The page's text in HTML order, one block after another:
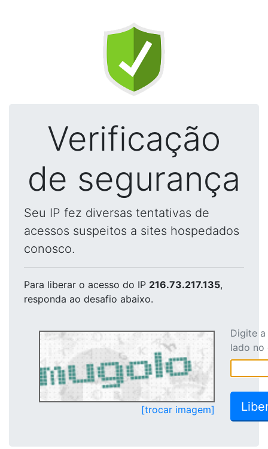
Verificação
de segurança
Seu IP fez diversas tentativas de
acessos suspeitos a sites hospedados
conosco.
Para liberar o acesso do IP 216.73.217.135,
responda ao desafio abaixo.
[trocar imagem]
Digite
lado no